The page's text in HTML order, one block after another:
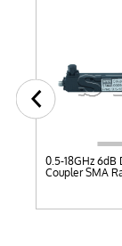
0.5-18GHz 6dB
Coupler SMA